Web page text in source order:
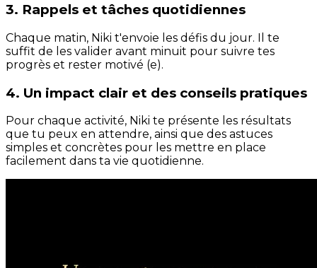
3. Rappels et tâches quotidiennes
Chaque matin, Niki t'envoie les défis du jour. Il te
suffit de les valider avant minuit pour suivre tes
progrès et rester motivé (e).
4. Un impact clair et des conseils pratiques
Pour chaque activité, Niki te présente les résultats
que tu peux en attendre, ainsi que des astuces
simples et concrètes pour les mettre en place
facilement dans ta vie quotidienne.